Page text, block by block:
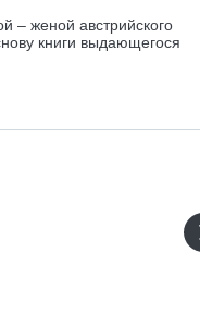
– женой австрийского
книги выдающегося